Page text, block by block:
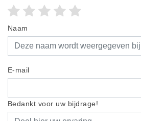
Naam
E-mail
Bedankt voor uw bijdrage!